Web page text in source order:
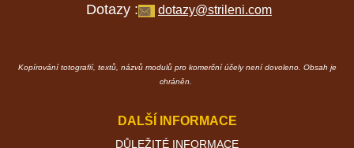
Dotazy : dotazy@strileni.com
Kopírování totografií, textů, názvů modulů pro komerční účely není dovoleno. Obsah je
chráněn.
DALŠÍ INFORMACE
DŮLEŽITÉ INFORMACE